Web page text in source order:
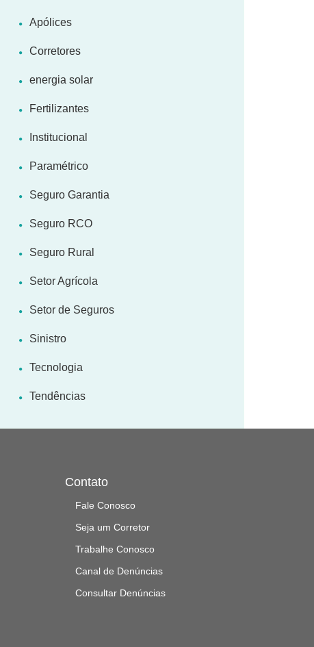
Apólices
Corretores
energia solar
Fertilizantes
Institucional
Paramétrico
Seguro Garantia
Seguro RCO
Seguro Rural
Setor Agrícola
Setor de Seguros
Sinistro
Tecnologia
Tendências
Contato
Fale Conosco
Seja um Corretor
Trabalhe Conosco
Canal de Denúncias
Consultar Denúncias